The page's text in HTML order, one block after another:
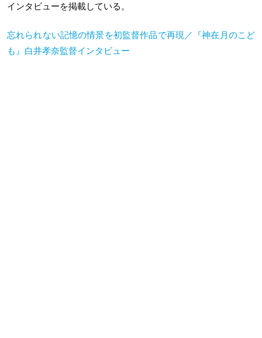
インタビューを掲載している。
忘れられない記憶の情景を初監督作品で再現／『神在月のこど
も』白井孝奈監督インタビュー